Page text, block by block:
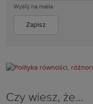
Wyślij na maila
Czy wiesz, że...